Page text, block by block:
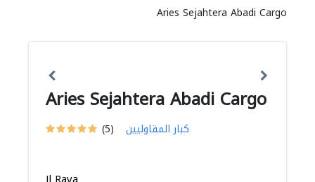
Aries Sejahtera Abadi Cargo
Aries Sejahtera Abadi Cargo
(5) كبار المقاوليين